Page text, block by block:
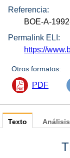
Referencia:
BOE-A-
Permalink ELI:
https://
Otros formatos:
PDF
Texto Análisis